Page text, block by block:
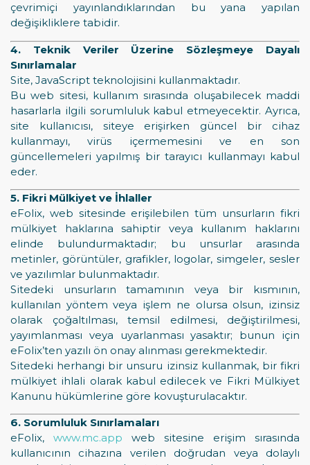
çevrimiçi yayınlandıklarından bu yana yapılan
değişikliklere tabidir.
4. Teknik Veriler Üzerine Sözleşmeye Dayalı
Sınırlamalar
Site, JavaScript teknolojisini kullanmaktadır.
Bu web sitesi, kullanım sırasında oluşabilecek maddi
hasarlarla ilgili sorumluluk kabul etmeyecektir. Ayrıca,
site kullanıcısı, siteye erişirken güncel bir cihaz
kullanmayı, virüs içermemesini ve en son
güncellemeleri yapılmış bir tarayıcı kullanmayı kabul
eder.
5. Fikri Mülkiyet ve İhlaller
eFolix, web sitesinde erişilebilen tüm unsurların fikri
mülkiyet haklarına sahiptir veya kullanım haklarını
elinde bulundurmaktadır; bu unsurlar arasında
metinler, görüntüler, grafikler, logolar, simgeler, sesler
ve yazılımlar bulunmaktadır.
Sitedeki unsurların tamamının veya bir kısmının,
kullanılan yöntem veya işlem ne olursa olsun, izinsiz
olarak çoğaltılması, temsil edilmesi, değiştirilmesi,
yayımlanması veya uyarlanması yasaktır; bunun için
eFolix’ten yazılı ön onay alınması gerekmektedir.
Sitedeki herhangi bir unsuru izinsiz kullanmak, bir fikri
mülkiyet ihlali olarak kabul edilecek ve Fikri Mülkiyet
Kanunu hükümlerine göre kovuşturulacaktır.
6. Sorumluluk Sınırlamaları
eFolix, www.mc.app web sitesine erişim sırasında
kullanıcının cihazına verilen doğrudan veya dolaylı